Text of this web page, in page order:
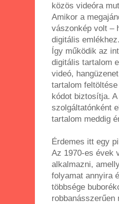
közös videóra
Amikor a
vászonkép volt –
digitális emlékhez.
Így működik az
digitális tartalom
videó,
tartalom
kódot biztosítja.
szolgáltatónként
tartalom meddig
Érdemes itt egy
Az 1970-es évek
alkalmazni,
folyamat annyira
többsége